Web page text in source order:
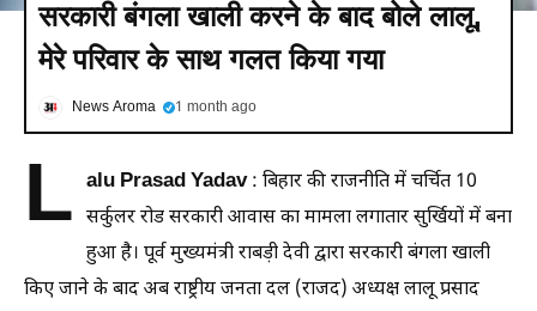
सरकारी बंगला खाली करने के बाद बोले लालू,
मेरे परिवार के साथ गलत किया गया
News Aroma 1 month ago
L alu Prasad Yadav: बिहार की राजनीति में चर्चित 10
सर्कुलर रोड सरकारी आवास का मामला लगातार सुर्खियों में बना
हुआ है। पूर्व मुख्यमंत्री राबड़ी देवी द्वारा सरकारी बंगला खाली
किए जाने के बाद अब राष्ट्रीय जनता दल (राजद) अध्यक्ष लालू प्रसाद